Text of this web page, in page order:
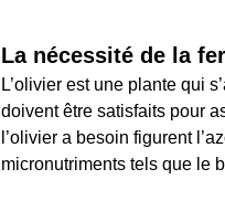
La nécessité de la
L’olivier est une plante qui
doivent être satisfaits pour
l’olivier a besoin figurent
micronutriments tels que le